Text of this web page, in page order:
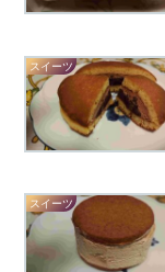
スイーツ
スイーツ